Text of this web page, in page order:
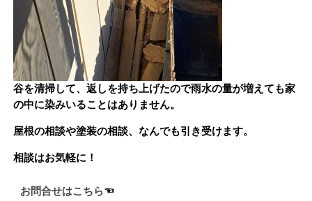
谷を清掃して、返しを持ち上げたので雨水の量が増えても家
の中に染みいることはありません。
屋根の相談や塗装の相談、なんでも引き受けます。
相談はお気軽に！
お問合せはこちら